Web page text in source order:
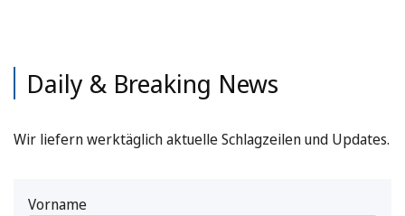
Daily & Breaking News
Wir liefern werktäglich aktuelle Schlagzeilen und Updates.
Vorname